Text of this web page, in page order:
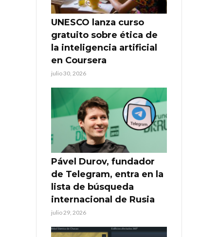
UNESCO lanza curso
gratuito sobre ética de
la inteligencia artificial
en Coursera
julio 30, 2026
Pável Durov, fundador
de Telegram, entra en la
lista de búsqueda
internacional de Rusia
julio 29, 2026